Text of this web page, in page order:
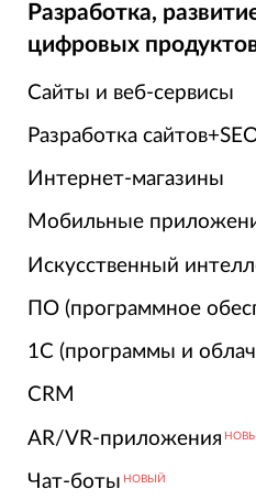
Разработка,
цифровых
Сайты и веб-сервисы
Разработка
Интернет-магазины
Мобильные
Искусственный
ПО (программное
1С (программы и
CRM
AR/VR-приложения
Чат-боты НОВЫЙ